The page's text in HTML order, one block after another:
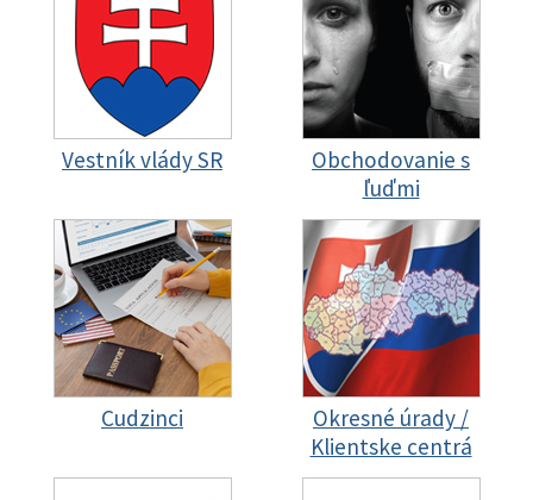
Vestník vlády SR
Obchodovanie s
ľuďmi
Cudzinci
Okresné úrady /
Klientske centrá